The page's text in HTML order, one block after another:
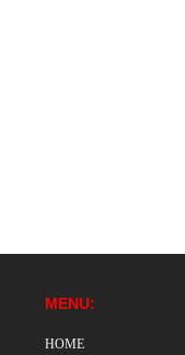
MENU:
HOME